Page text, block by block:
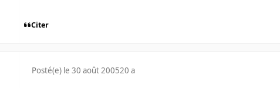
Citer
Posté(e) le 30 août 200520 a